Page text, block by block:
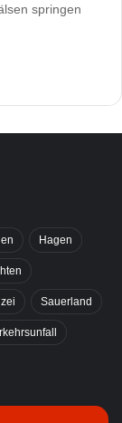
springen
Hagen
Sauerland